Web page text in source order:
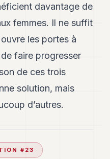
davantage de
femmes. Il ne suffit
les portes à
faire progresser
de ces trois
solution, mais
d’autres.
# 23